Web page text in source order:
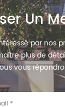
Un
par nos
plus de
vous